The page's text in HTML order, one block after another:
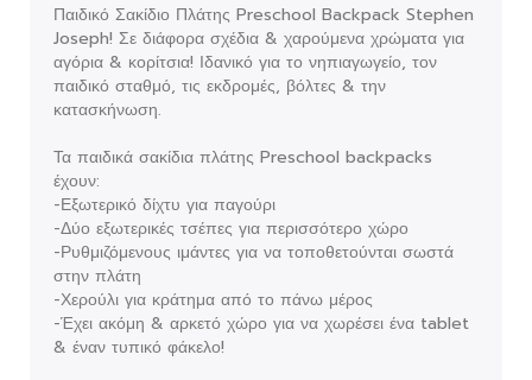
Παιδικό Σακίδιο Πλάτης Preschool Backpack Stephen
Joseph! Σε διάφορα σχέδια & χαρούμενα χρώματα για
αγόρια & κορίτσια! Ιδανικό για το νηπιαγωγείο, τον
παιδικό σταθμό, τις εκδρομές, βόλτες & την
κατασκήνωση.
Τα παιδικά σακίδια πλάτης Preschool backpacks
έχουν:
-Εξωτερικό δίχτυ για παγούρι
-Δύο εξωτερικές τσέπες για περισσότερο χώρο
-Ρυθμιζόμενους ιμάντες για να τοποθετούνται σωστά
στην πλάτη
-Χερούλι για κράτημα από το πάνω μέρος
-Έχει ακόμη & αρκετό χώρο για να χωρέσει ένα tablet
& έναν τυπικό φάκελο!